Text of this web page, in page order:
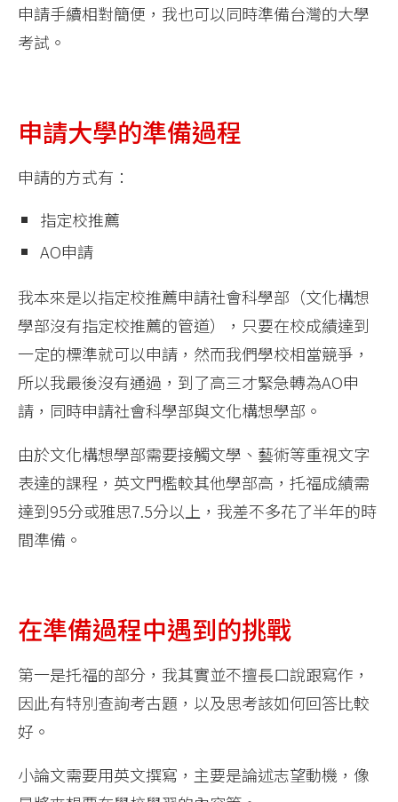
申請手續相對簡便，我也可以同時準備台灣的大學
考試。
申請大學的準備過程
申請的方式有：
指定校推薦
AO申請
我本來是以指定校推薦申請社會科學部（文化構想
學部沒有指定校推薦的管道），只要在校成績達到
一定的標準就可以申請，然而我們學校相當競爭，
所以我最後沒有通過，到了高三才緊急轉為AO申
請，同時申請社會科學部與文化構想學部。
由於文化構想學部需要接觸文學、藝術等重視文字
表達的課程，英文門檻較其他學部高，托福成績需
達到95分或雅思7.5分以上，我差不多花了半年的時
間準備。
在準備過程中遇到的挑戰
第一是托福的部分，我其實並不擅長口說跟寫作，
因此有特別查詢考古題，以及思考該如何回答比較
好。
小論文需要用英文撰寫，主要是論述志望動機，像